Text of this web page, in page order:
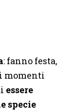
: fanno festa,
momenti
essere
specie